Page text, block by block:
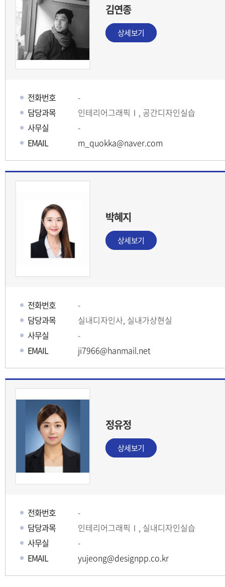
김연종
상세보기
전화번호
-
담당과목
인테리어그래픽Ⅰ, 공간디자인실습
사무실
-
EMAIL
m_quokka@naver.com
박혜지
상세보기
전화번호
-
담당과목
실내디자인사, 실내가상현실
사무실
-
EMAIL
ji7966@hanmail.net
정유정
상세보기
전화번호
-
담당과목
인테리어그래픽Ⅰ, 실내디자인실습
사무실
-
EMAIL
yujeong@designpp.co.kr